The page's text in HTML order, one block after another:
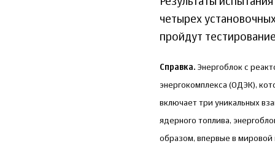
четырех
пройдут
Справка. Энергоблок с
энергокомплекса (ОДЭК),
включает три уникальных
ядерного топлива,
образом, впервые в